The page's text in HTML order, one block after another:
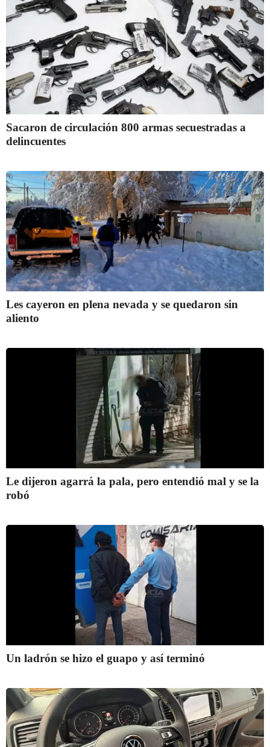
Sacaron de circulación 800 armas secuestradas a
delincuentes
Les cayeron en plena nevada y se quedaron sin
aliento
Le dijeron agarrá la pala, pero entendió mal y se la
robó
Un ladrón se hizo el guapo y así terminó